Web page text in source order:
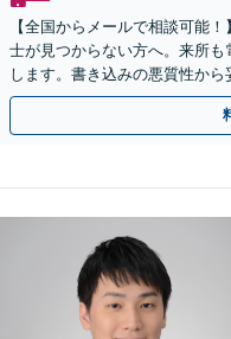
【全国からメールで相談可能
士が見つからない方へ。来所
します。書き込みの悪質性か
用面のリスクも包み隠さずお